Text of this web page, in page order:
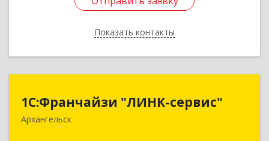
Показать контакты
Назад
1С:Франчайзи "ЛИНК-сервис"
Архангельск
1С:Франчайзи "ЛИНК-сервис"
163000, Архангельская обл, Архангельск г,